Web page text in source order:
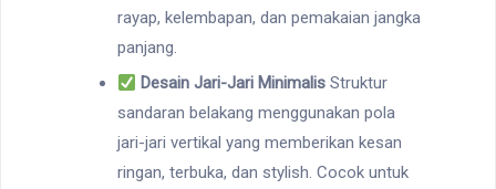
rayap, kelembapan, dan pemakaian jangka
panjang.
Desain Jari-Jari Minimalis Struktur
sandaran belakang menggunakan pola
jari-jari vertikal yang memberikan kesan
ringan, terbuka, dan stylish. Cocok untuk